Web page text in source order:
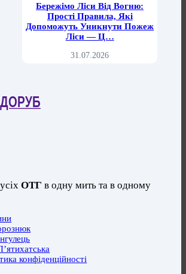
Бережімо Ліси Від Вогню:
Прості Правила, Які
Допоможуть Уникнути Пожеж
Ліси — Ц…
31.07.2026
ОТГ в одну мить та в одному
конфіденційності